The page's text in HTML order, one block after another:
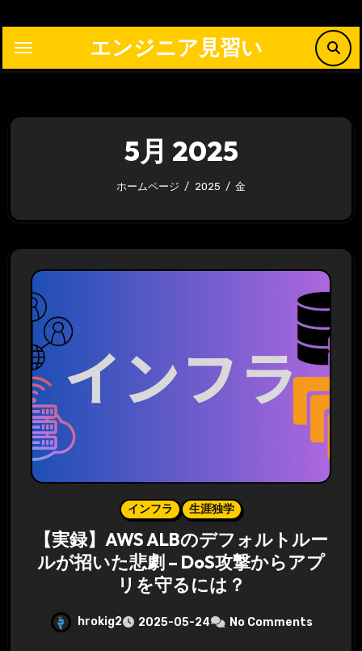
ッ
エンジニア見習い
5月 2025
ホームページ 2025 金
インフラ 生涯独学
【実録】AWS ALBのデフォルトルー
ルが招いた悲劇 – DoS攻撃からアプ
リを守るには？
hrokig2 2025-05-24 No Comments